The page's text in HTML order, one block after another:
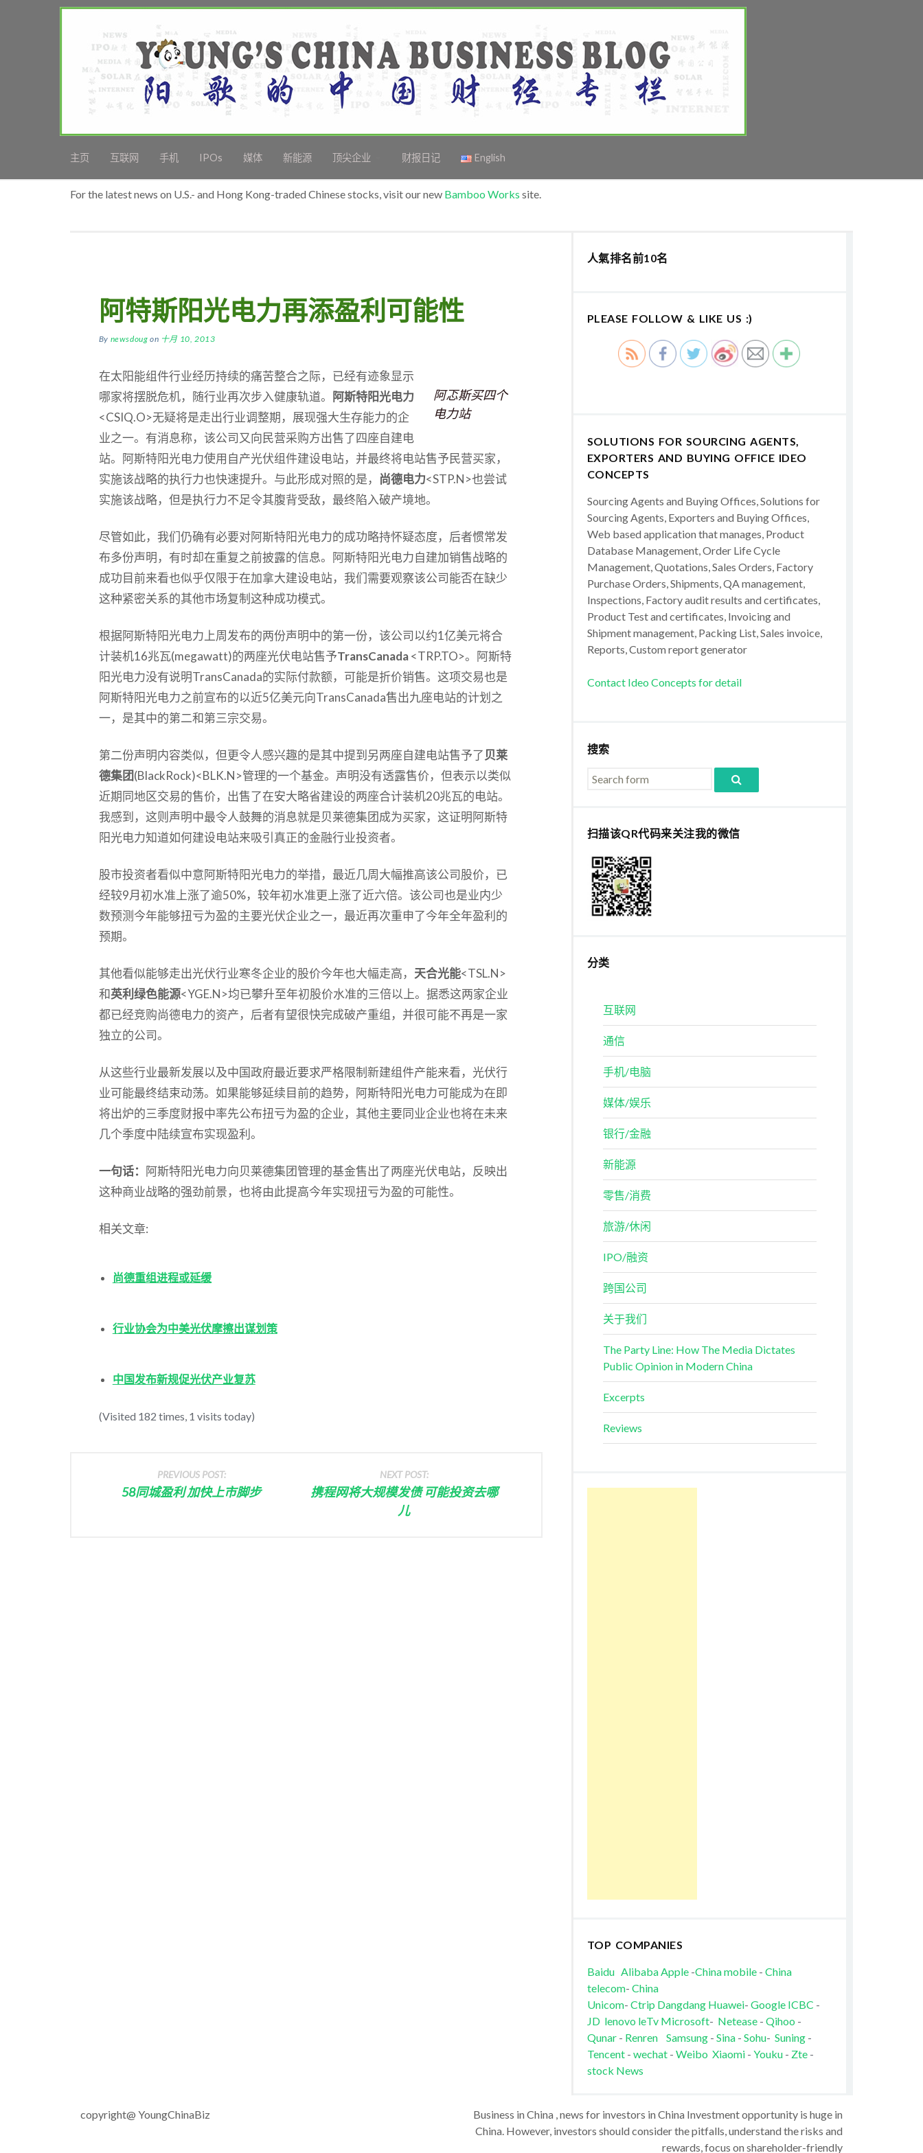
主页 互联网 手机 IPOs 媒体 新能源 顶尖企业 财报日记 English
For the latest news on U.S.- and Hong Kong-traded Chinese stocks, visit our new Bamboo Works site.
阿特斯阳光电力再添盈利可能性
By newsdoug on 十月 10, 2013
阿忑斯买四个
电力站
在太阳能组件行业经历持续的痛苦整合之际，已经有迹象显示
哪家将摆脱危机，随行业再次步入健康轨道。 阿斯特阳光电力
<CSIQ.O>无疑将是走出行业调整期，展现强大生存能力的企
业之一。有消息称，该公司又向民营采购方出售了四座自建电
站。阿斯特阳光电力使用自产光伏组件建设电站，并最终将电站售予民营买家，
实施该战略的执行力也快速提升。与此形成对照的是，
尚德电力<STP.N>也尝试
实施该战略，但是执行力不足令其腹背受敌，最终陷入破产境地。
尽管如此，我们仍确有必要对阿斯特阳光电力的成功略持怀疑态度，后者惯常发
布多份声明，有时却在重复之前披露的信息。阿斯特阳光电力自建加销售战略的
成功目前来看也似乎仅限于在加拿大建设电站，我们需要观察该公司能否在缺少
这种紧密关系的其他市场复制这种成功模式。
根据阿斯特阳光电力上周发布的两份声明中的第一份，该公司以约1亿美元将合
计装机16兆瓦(megawatt)的两座光伏电站售予TransCanada<TRP.TO>。阿斯特
阳光电力没有说明TransCanada的实际付款额，可能是折价销售。这项交易也是
阿斯特阳光电力之前宣布的以近5亿美元向TransCanada售出九座电站的计划之
一，是其中的第二和第三宗交易。
第二份声明内容类似，但更令人感兴趣的是其中提到另两座自建电站售予了 贝莱
德集团(BlackRock)<BLK.N>管理的一个基金。声明没有透露售价，但表示以类似
近期同地区交易的售价，出售了在安大略省建设的两座合计装机20兆瓦的电站。
我感到，这则声明中最令人鼓舞的消息就是贝莱德集团成为买家，这证明阿斯特
阳光电力知道如何建设电站来吸引真正的金融行业投资者。
股市投资者看似中意阿斯特阳光电力的举措，最近几周大幅推高该公司股价，已
经较9月初水准上涨了逾50%，较年初水准更上涨了近六倍。该公司也是业内少
数预测今年能够扭亏为盈的主要光伏企业之一，最近再次重申了今年全年盈利的
预期。
其他看似能够走出光伏行业寒冬企业的股价今年也大幅走高， 天合光能<TSL.N>
和英利绿色能源<YGE.N>均已攀升至年初股价水准的三倍以上。据悉这两家企业
都已经竞购尚德电力的资产，后者有望很快完成破产重组，并很可能不再是一家
独立的公司。
从这些行业最新发展以及中国政府最近要求严格限制新建组件产能来看，光伏行
业可能最终结束动荡。如果能够延续目前的趋势，阿斯特阳光电力可能成为在即
将出炉的三季度财报中率先公布扭亏为盈的企业，其他主要同业企业也将在未来
几个季度中陆续宣布实现盈利。
一句话： 阿斯特阳光电力向贝莱德集团管理的基金售出了两座光伏电站，反映出
这种商业战略的强劲前景，也将由此提高今年实现扭亏为盈的可能性。
相关文章:
尚德重组进程或延缓
行业协会为中美光伏摩擦出谋划策
中国发布新规促光伏产业复苏
(Visited 182 times, 1 visits today)
PREVIOUS POST:
58同城盈利 加快上市脚步
NEXT POST:
携程网将大规模发债 可能投资去哪
儿
人氣排名前10名
PLEASE FOLLOW & LIKE US :)
SOLUTIONS FOR SOURCING AGENTS,
EXPORTERS AND BUYING OFFICE IDEO
CONCEPTS
Sourcing Agents and Buying Offices, Solutions for
Sourcing Agents, Exporters and Buying Offices,
Web based application that manages, Product
Database Management, Order Life Cycle
Management, Quotations, Sales Orders, Factory
Purchase Orders, Shipments, QA management,
Inspections, Factory audit results and certificates,
Product Test and certificates, Invoicing and
Shipment management, Packing List, Sales invoice,
Reports, Custom report generator
Contact Ideo Concepts for detail
搜索
扫描该QR代码来关注我的微信
分类
互联网
通信
手机/电脑
媒体/娱乐
银行/金融
新能源
零售/消费
旅游/休闲
IPO/融资
跨国公司
关于我们
The Party Line: How The Media Dictates
Public Opinion in Modern China
Excerpts
Reviews
TOP COMPANIES
Baidu AlibabaApple-China mobile- China
telecom- China
Unicom- Ctrip Dangdang Huawei- Google ICBC -
JD lenovo leTv Microsoft- Netease- Qihoo -
Qunar- Renren Samsung- Sina- Sohu- Suning-
Tencent- wechat - Weibo Xiaomi- Youku - Zte-
stock News
copyright@ YoungChinaBiz
Business in China , news for investors in China Investment opportunity is huge in
China. However, investors should consider the pitfalls, understand the risks and
rewards, focus on shareholder-friendly